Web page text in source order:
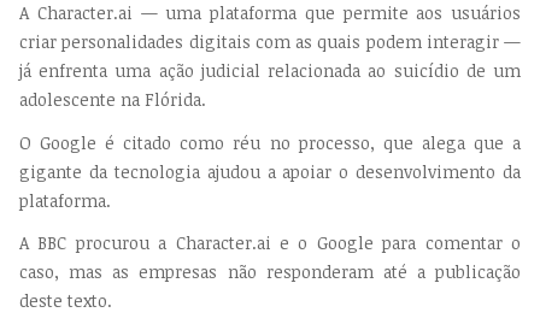
A Character.ai — uma plataforma que permite aos usuários
criar personalidades digitais com as quais podem interagir —
já enfrenta uma ação judicial relacionada ao suicídio de um
adolescente na Flórida.
O Google é citado como réu no processo, que alega que a
gigante da tecnologia ajudou a apoiar o desenvolvimento da
plataforma.
A BBC procurou a Character.ai e o Google para comentar o
caso, mas as empresas não responderam até a publicação
deste texto.